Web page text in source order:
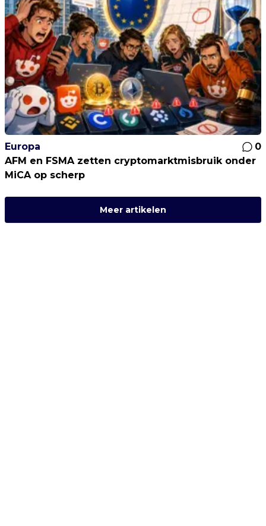
Europa
0
AFM en FSMA zetten cryptomarktmisbruik onder
MiCA op scherp
Meer artikelen